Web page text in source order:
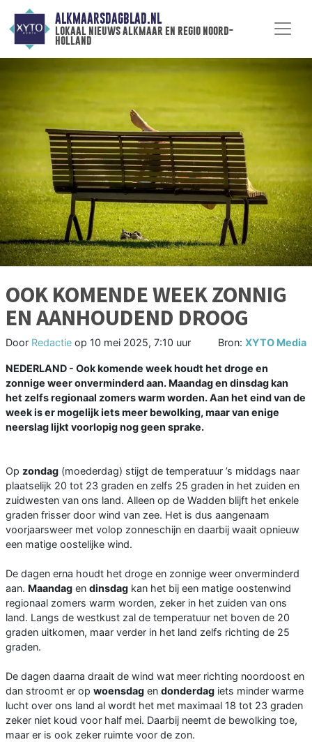
ALKMAARSDAGBLAD.NL
lokaal nieuws alkmaar en regio noord-
holland
OOK KOMENDE WEEK ZONNIG
EN AANHOUDEND DROOG
Door Redactie op 10 mei 2025, 7:10 uur Bron: XYTO Media
NEDERLAND - Ook komende week houdt het droge en
zonnige weer onverminderd aan. Maandag en dinsdag kan
het zelfs regionaal zomers warm worden. Aan het eind van de
week is er mogelijk iets meer bewolking, maar van enige
neerslag lijkt voorlopig nog geen sprake.
Op zondag (moederdag) stijgt de temperatuur ’s middags naar
plaatselijk 20 tot 23 graden en zelfs 25 graden in het zuiden en
zuidwesten van ons land. Alleen op de Wadden blijft het enkele
graden frisser door wind van zee. Het is dus aangenaam
voorjaarsweer met volop zonneschijn en daarbij waait opnieuw
een matige oostelijke wind.
De dagen erna houdt het droge en zonnige weer onverminderd
aan. Maandag en dinsdag kan het bij een matige oostenwind
regionaal zomers warm worden, zeker in het zuiden van ons
land. Langs de westkust zal de temperatuur net boven de 20
graden uitkomen, maar verder in het land zelfs richting de 25
graden.
De dagen daarna draait de wind wat meer richting noordoost en
dan stroomt er op woensdag en donderdag iets minder warme
lucht over ons land al wordt het met maximaal 18 tot 23 graden
zeker niet koud voor half mei. Daarbij neemt de bewolking toe,
maar er is ook zeker ruimte voor de zon.